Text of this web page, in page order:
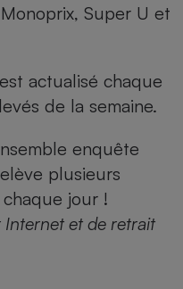
Super U et
actualisé chaque
de la semaine.
enquête
plusieurs
jour !
et de retrait